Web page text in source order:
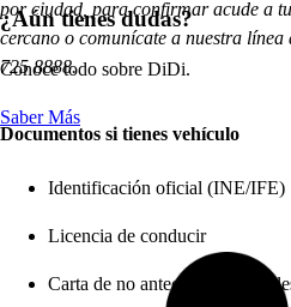
por ciudad, para confirmar acude a
cercano o comunícate a nuestra
725 8888.
Documentos si tienes vehículo
Identificación oficial (INE/IFE)
Licencia de conducir
Carta de no antecedentes
¿Aúntienesdudas?
Conocetodo sobre DiDi.
Saber Más